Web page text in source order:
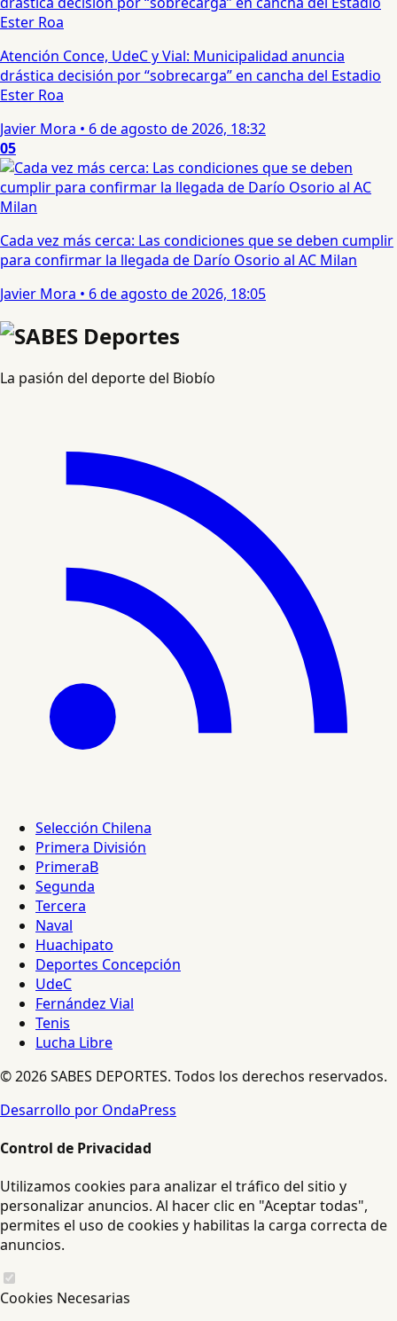
Atención Conce, UdeC y Vial: Municipalidad anuncia
drástica decisión por “sobrecarga” en cancha del Estadio
Ester Roa
Javier Mora • 6 de agosto de 2026, 18:32
05
Cada vez más cerca: Las condiciones que se deben cumplir
para confirmar la llegada de Darío Osorio al AC Milan
Javier Mora • 6 de agosto de 2026, 18:05
La pasión del deporte del Biobío
Selección Chilena
Primera División
PrimeraB
Segunda
Tercera
Naval
Huachipato
Deportes Concepción
UdeC
Fernández Vial
Tenis
Lucha Libre
© 2026 SABES DEPORTES. Todos los derechos reservados.
Desarrollo por OndaPress
Control de Privacidad
Utilizamos cookies para analizar el tráfico del sitio y
personalizar anuncios. Al hacer clic en "Aceptar todas",
permites el uso de cookies y habilitas la carga correcta de
anuncios.
Cookies Necesarias